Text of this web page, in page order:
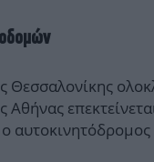
Θεσσαλονίκης
Αθήνας
ο